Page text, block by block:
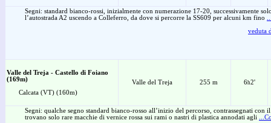
Segni: standard bianco-rossi, inizialmente con numerazione 17-20, successivamente
l’autostrada A2 uscendo a Colleferro, da dove si percorre la SS609 per alcuni km fino
veduta
Valle del Treja - Castello di Foiano
(169m)
Calcata (VT) (160m)
Valle del Treja 255 m 6h2'
Segni: qualche segno standard bianco-rosso all’inizio del percorso, contrassegnati con
trovano solo rare macchie di vernice rossa sui rami o nastri di plastica annodati agli